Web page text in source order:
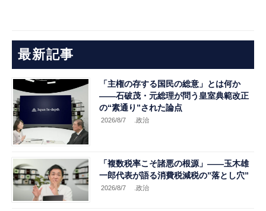
最新記事
「主権の存する国民の総意」とは何か
――石破茂・元総理が問う皇室典範改正
の“素通り”された論点
2026/8/7 .政治
「複数税率こそ諸悪の根源」――玉木雄
一郎代表が語る消費税減税の”落とし穴”
2026/8/7 .政治